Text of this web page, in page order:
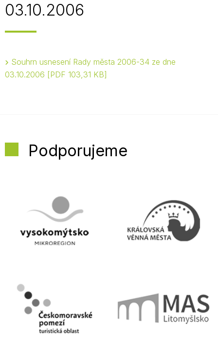
03.10.2006
Souhrn usnesení Rady města 2006-34 ze dne
03.10.2006
PDF 103,31 KB
Podporujeme